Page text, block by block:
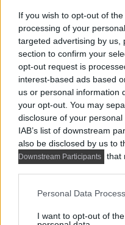
If you wish to opt-out of
processing of your
targeted advertising by us,
section to confirm your
opt-out request is
interest-based ads based
us or personal information
your opt-out. You may
disclosure of your
IAB’s list of downstream
also be disclosed by us to
Downstream Participants
that
Please note that this
not limited to your visit or
Personal Data
I want to opt-out of
további